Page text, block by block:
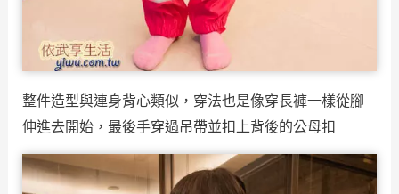
整件造型與連身背心類似，穿法也是像穿長褲一樣從腳
伸進去開始，最後手穿過吊帶並扣上背後的公母扣